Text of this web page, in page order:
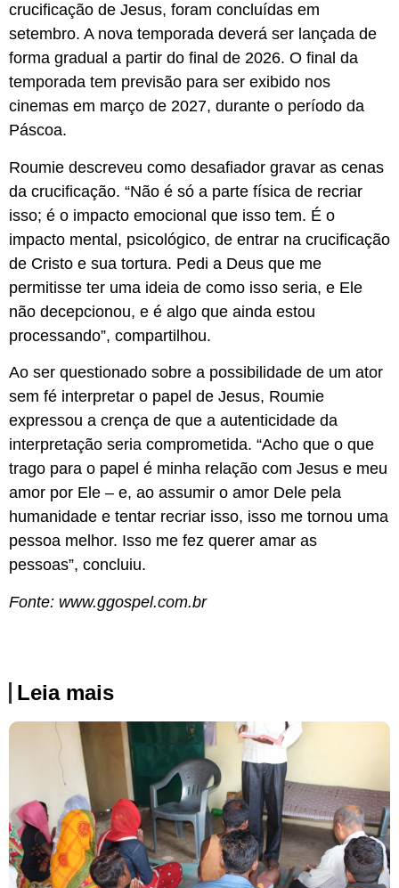
crucificação de Jesus, foram concluídas em
setembro. A nova temporada deverá ser lançada de
forma gradual a partir do final de 2026. O final da
temporada tem previsão para ser exibido nos
cinemas em março de 2027, durante o período da
Páscoa.
Roumie descreveu como desafiador gravar as cenas
da crucificação. “Não é só a parte física de recriar
isso; é o impacto emocional que isso tem. É o
impacto mental, psicológico, de entrar na crucificação
de Cristo e sua tortura. Pedi a Deus que me
permitisse ter uma ideia de como isso seria, e Ele
não decepcionou, e é algo que ainda estou
processando”, compartilhou.
Ao ser questionado sobre a possibilidade de um ator
sem fé interpretar o papel de Jesus, Roumie
expressou a crença de que a autenticidade da
interpretação seria comprometida. “Acho que o que
trago para o papel é minha relação com Jesus e meu
amor por Ele – e, ao assumir o amor Dele pela
humanidade e tentar recriar isso, isso me tornou uma
pessoa melhor. Isso me fez querer amar as
pessoas”, concluiu.
Fonte: www.ggospel.com.br
Leia mais